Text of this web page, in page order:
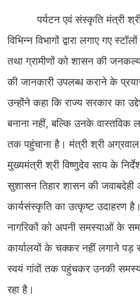
पर्यटन एवं संस्कृति मंत्री
विभिन्न विभागों द्वारा लगाए गए
तथा ग्रामीणों को शासन की
की जानकारी उपलब्ध कराने के
उन्होंने कहा कि राज्य सरकार का
बनाना नहीं, बल्कि उनके वास्तविक
तक पहुंचाना है। मंत्री श्री
मुख्यमंत्री श्री विष्णुदेव साय के
सुशासन तिहार शासन की
कार्यसंस्कृति का उत्कृष्ट उदाहरण
नागरिकों को अपनी समस्याओं के
कार्यालयों के चक्कर नहीं लगाने पड़
स्वयं गांवों तक पहुंचकर उनकी
रहा है।